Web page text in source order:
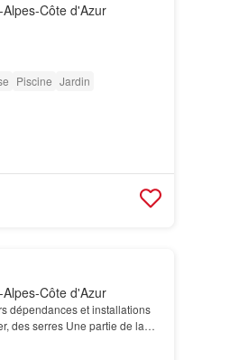
Côte d'Azur
Piscine Jardin
Côte d'Azur
dépendances et installations
des serres Une partie de la